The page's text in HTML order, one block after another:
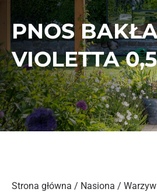
PNOS
VIOLETTA
Strona główna / Nasiona /